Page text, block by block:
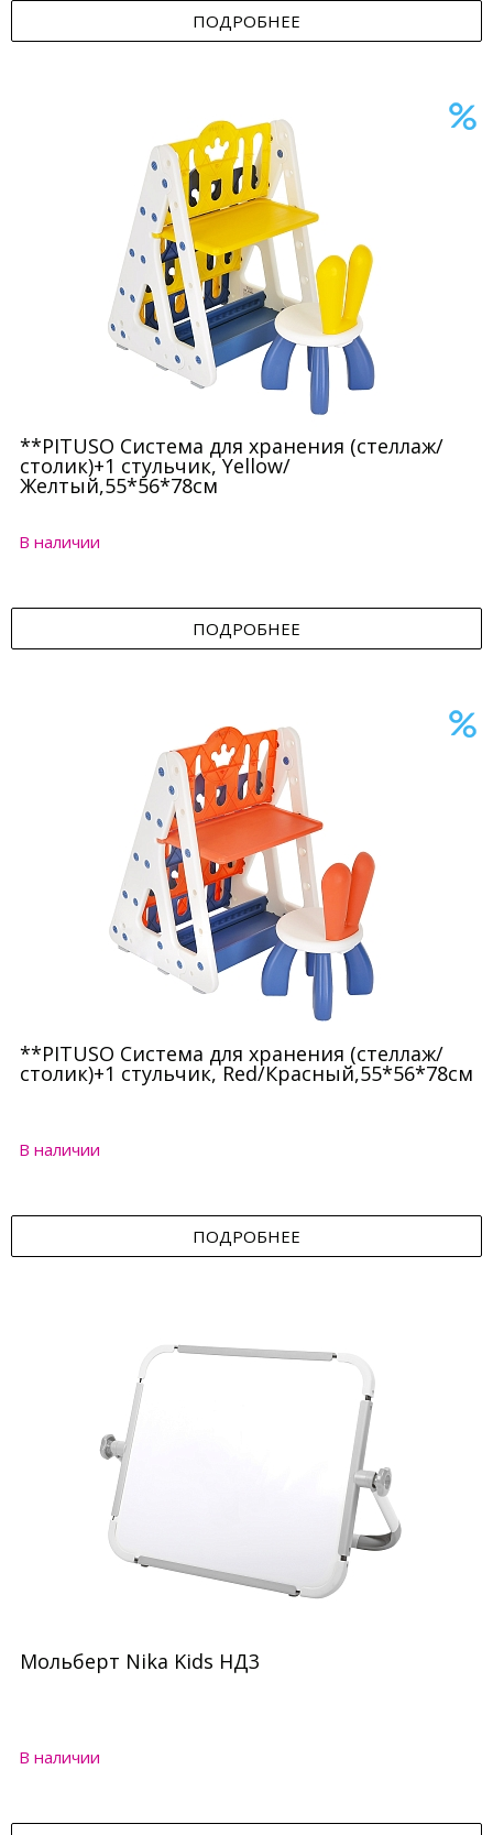
ПОДРОБНЕЕ
**PITUSO Система для хранения (стеллаж/
столик)+1 стульчик, Yellow/
Желтый,55*56*78см
В наличии
ПОДРОБНЕЕ
**PITUSO Система для хранения (стеллаж/
столик)+1 стульчик, Red/Красный,55*56*78см
В наличии
ПОДРОБНЕЕ
Мольберт Nika Kids НД3
В наличии